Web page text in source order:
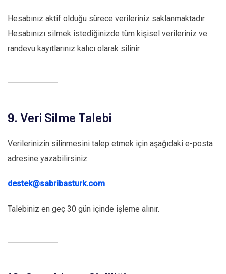
Hesabınız aktif olduğu sürece verileriniz saklanmaktadır.
Hesabınızı silmek istediğinizde tüm kişisel verileriniz ve
randevu kayıtlarınız kalıcı olarak silinir.
9. Veri Silme Talebi
Verilerinizin silinmesini talep etmek için aşağıdaki e-posta
adresine yazabilirsiniz:
destek@sabribasturk.com
Talebiniz en geç 30 gün içinde işleme alınır.